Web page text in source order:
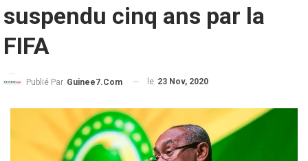
suspendu cinq ans par la
FIFA
Publié Par Guinee7.com le 23 Nov, 2020